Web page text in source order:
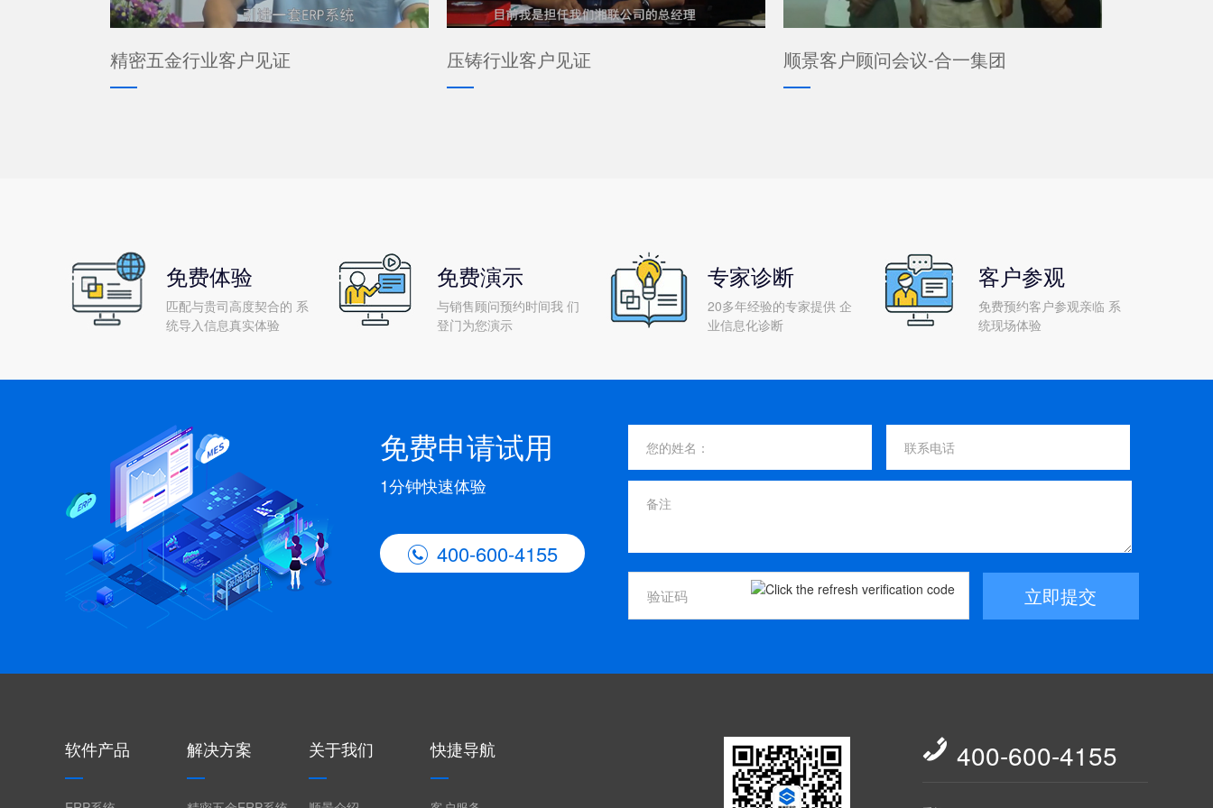
精密五金行业客户见证 压铸行业客户见证 顺景客户顾问会议-合一集团
免费体验
匹配与贵司高度契合的 系
统导入信息真实体验
免费演示
与销售顾问预约时间我 们
登门为您演示
专家诊断
20多年经验的专家提供 企
业信息化诊断
客户参观
免费预约客户参观亲临 系
统现场体验
免费申请试用
1分钟快速体验
 400-600-4155
立即提交
软件产品 解决方案 关于我们 快捷导航  400-600-4155